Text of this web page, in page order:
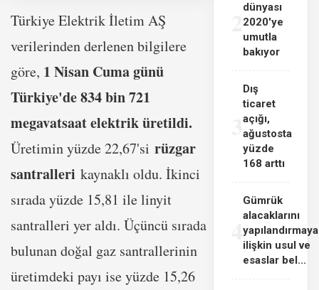
Türkiye Elektrik İletim AŞ
verilerinden derlenen bilgilere
göre, 1 Nisan Cuma günü
Türkiye'de 834 bin 721
megavatsaat elektrik üretildi.
Üretimin yüzde 22,67'si rüzgar
santralleri kaynaklı oldu. İkinci
sırada yüzde 15,81 ile linyit
santralleri yer aldı. Üçüncü sırada
bulunan doğal gaz santrallerinin
üretimdeki payı ise yüzde 15,26
dünyası
2020'ye
umutla
bakıyor
3
Dış
ticaret
açığı,
ağustosta
yüzde
168 arttı
4
Gümrük
alacaklarını
yapılandırmaya
ilişkin usul ve
esaslar bel...